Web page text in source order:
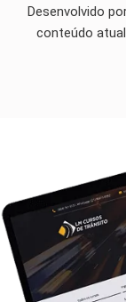
Desenvolvido
conteúdo